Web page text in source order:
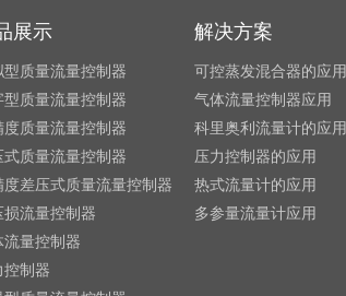
展示
型质量流量控制器
型质量流量控制器
度质量流量控制器
式质量流量控制器
度差压式质量流量控制器
损流量控制器
流量控制器
控制器
解决方案
可控蒸发混合器的应用
气体流量控制器应用
科里奥利流量计的应用
压力控制器的应用
热式流量计的应用
多参量流量计应用